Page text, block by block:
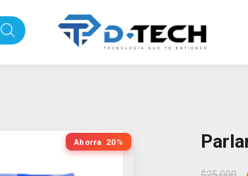
Ahorra 20%